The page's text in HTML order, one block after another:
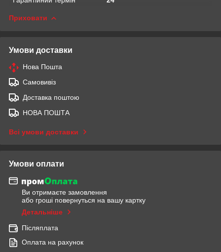
Приховати
Умови доставки
Нова Пошта
Самовивіз
Доставка поштою
НОВА ПОШТА
Всі умови доставки
Умови оплати
Ви отримаєте замовлення
або гроші повернуться на вашу картку
Детальніше
Післяплата
Оплата на рахунок